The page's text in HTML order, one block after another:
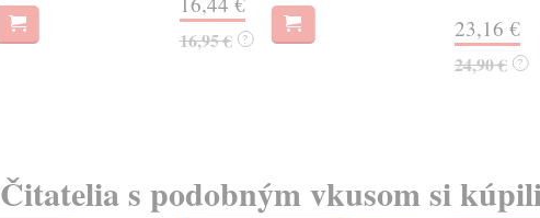
16,95 € ? 23,16 €
24,90 € ?
Čitatelia s podobným vkusom si